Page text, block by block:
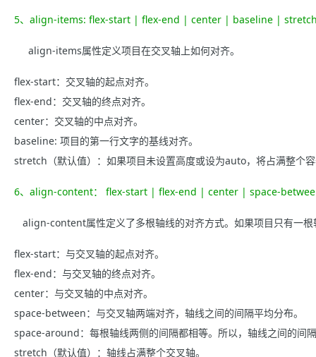
5、align-items: flex-start | flex-end | center | baseline |
align-items属性定义项目在交叉轴上如何对齐。
flex-start：交叉轴的起点对齐。
flex-end：交叉轴的终点对齐。
center：交叉轴的中点对齐。
baseline: 项目的第一行文字的基线对齐。
stretch（默认值）：如果项目未设置高度或设为auto，将占满整个
6、align-content： flex-start | flex-end | center | space-
align-content属性定义了多根轴线的对齐方式。如果项目只有一根
flex-start：与交叉轴的起点对齐。
flex-end：与交叉轴的终点对齐。
center：与交叉轴的中点对齐。
space-between：与交叉轴两端对齐，轴线之间的间隔平均分布。
space-around：每根轴线两侧的间隔都相等。所以，轴线之间的间
stretch（默认值）：轴线占满整个交叉轴。